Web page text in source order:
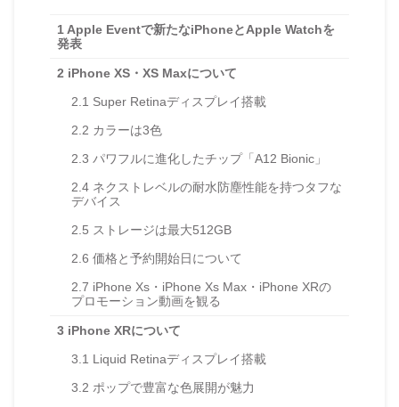
1 Apple Eventで新たなiPhoneとApple Watchを
発表
2 iPhone XS・XS Maxについて
2.1 Super Retinaディスプレイ搭載
2.2 カラーは3色
2.3 パワフルに進化したチップ「A12 Bionic」
2.4 ネクストレベルの耐水防塵性能を持つタフな
デバイス
2.5 ストレージは最大512GB
2.6 価格と予約開始日について
2.7 iPhone Xs・iPhone Xs Max・iPhone XRの
プロモーション動画を観る
3 iPhone XRについて
3.1 Liquid Retinaディスプレイ搭載
3.2 ポップで豊富な色展開が魅力